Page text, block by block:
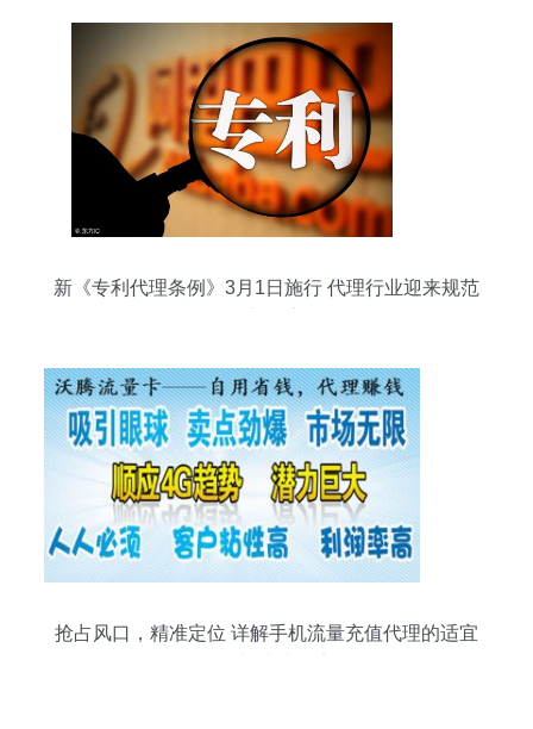
新《专利代理条例》3月1日施行 代理行业迎来规范
抢占风口，精准定位 详解手机流量充值代理的适宜